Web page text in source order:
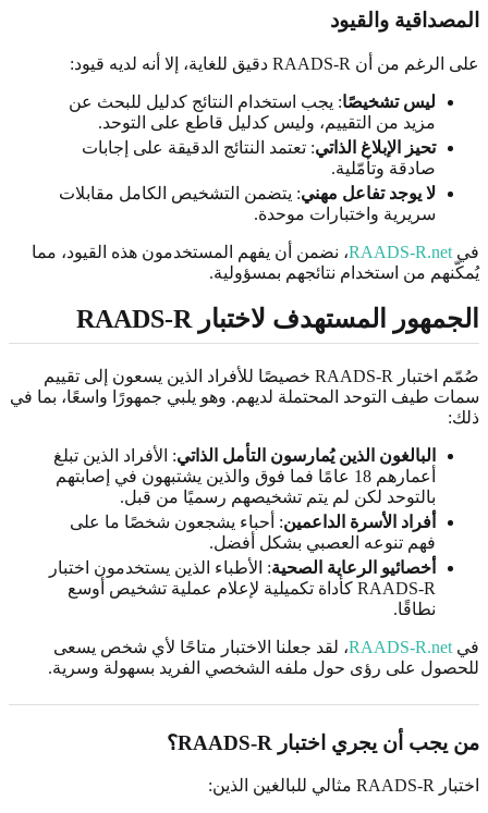
المصداقية والقيود
على الرغم من أن RAADS-R دقيق للغاية، إلا أنه لديه قيود:
ليس تشخيصًا: يجب استخدام النتائج كدليل للبحث عن
مزيد من التقييم، وليس كدليل قاطع على التوحد.
تحيز الإبلاغ الذاتي: تعتمد النتائج الدقيقة على إجابات
صادقة وتأمّلية.
لا يوجد تفاعل مهني: يتضمن التشخيص الكامل مقابلات
سريرية واختبارات موحدة.
في RAADS-R.net، نضمن أن يفهم المستخدمون هذه القيود، مما
يُمكّنهم من استخدام نتائجهم بمسؤولية.
الجمهور المستهدف لاختبار RAADS-R
صُمّم اختبار RAADS-R خصيصًا للأفراد الذين يسعون إلى تقييم
سمات طيف التوحد المحتملة لديهم. وهو يلبي جمهورًا واسعًا، بما في
ذلك:
البالغون الذين يُمارسون التأمل الذاتي: الأفراد الذين تبلغ
أعمارهم 18 عامًا فما فوق والذين يشتبهون في إصابتهم
بالتوحد لكن لم يتم تشخيصهم رسميًا من قبل.
أفراد الأسرة الداعمين: أحباء يشجعون شخصًا ما على
فهم تنوعه العصبي بشكل أفضل.
أخصائيو الرعاية الصحية: الأطباء الذين يستخدمون اختبار
RAADS-R كأداة تكميلية لإعلام عملية تشخيص أوسع
نطاقًا.
في RAADS-R.net، لقد جعلنا الاختبار متاحًا لأي شخص يسعى
للحصول على رؤى حول ملفه الشخصي الفريد بسهولة وسرية.
من يجب أن يجري اختبار RAADS-R؟
اختبار RAADS-R مثالي للبالغين الذين: